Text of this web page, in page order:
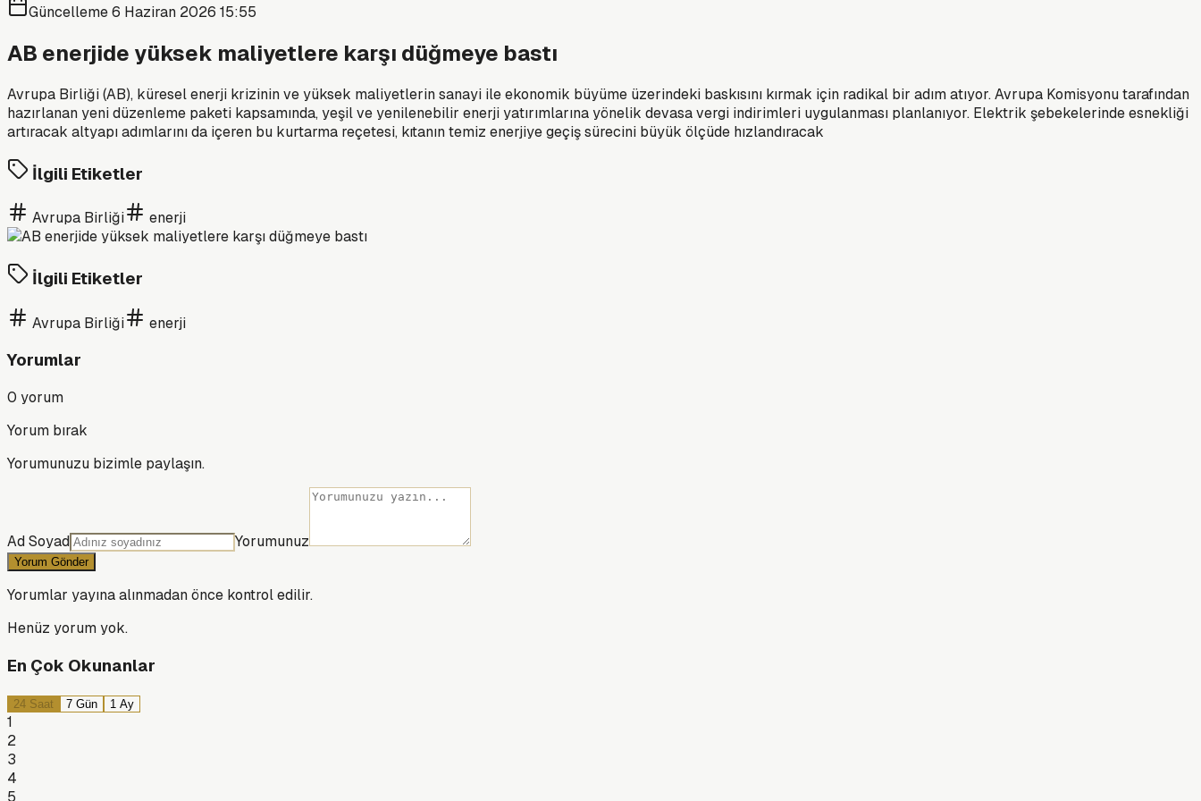
Güncelleme6 Haziran 2026 15:55
AB enerjide yüksek maliyetlere karşı düğmeye bastı
Avrupa Birliği (AB), küresel enerji krizinin ve yüksek maliyetlerin sanayi ile ekonomik büyüme üzerindeki baskısını kırmak için radikal bir adım atıyor. Avrupa Komisyonu tarafından
hazırlanan yeni düzenleme paketi kapsamında, yeşil ve yenilenebilir enerji yatırımlarına yönelik devasa vergi indirimleri uygulanması planlanıyor. Elektrik şebekelerinde esnekliği
artıracak altyapı adımlarını da içeren bu kurtarma reçetesi, kıtanın temiz enerjiye geçiş sürecini büyük ölçüde hızlandıracak
İlgili Etiketler
Avrupa Birliği enerji
İlgili Etiketler
Avrupa Birliği enerji
Yorumlar
0 yorum
Yorum bırak
Yorumunuzu bizimle paylaşın.
Ad Soyad Yorumunuz
Yorum Gönder
Yorumlar yayına alınmadan önce kontrol edilir.
Henüz yorum yok.
En Çok Okunanlar
24 Saat 7 Gün 1 Ay
1
2
3
4
5